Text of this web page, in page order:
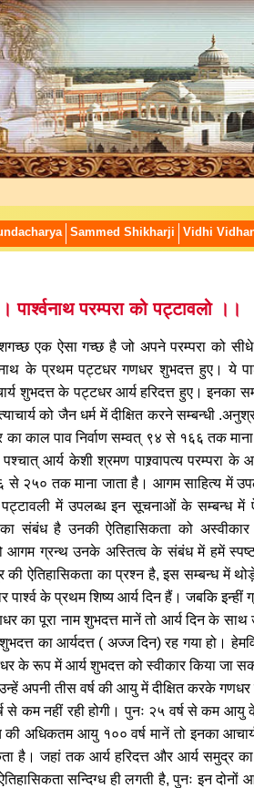
Sammed Shikharji Vidhi
पार्श्वनाथ परम्परा को पट्टावलो ।।
एक ऐसा गच्छ है जो अपने परम्परा को
के प्रथम पट्टधर गणधर शुभदत्त हुए। ये
शुभदत्त के पट्टधर आर्य हरिदत्त हुए। इनका
को जैन धर्म में दीक्षित करने सम्बन्धी
काल पाव निर्वाण सम्वत् ९४ से १६६ तक
आर्य केशी श्रमण पाश्र्वापत्य परम्परा के
से २५० तक माना जाता है। आगम साहित्य में
में उपलब्ध इन सूचनाओं के सम्बन्ध में
संबंध है उनकी ऐतिहासिकता को
आगम ग्रन्थ उनके अस्तित्व के संबंध में हमें
की ऐतिहासिकता का प्रश्न है, इस सम्बन्ध में
के प्रथम शिष्य आर्य दिन हैं। जबकि इन्हीं
का पूरा नाम शुभदत्त मानें तो आर्य दिन के
का आर्यदत्त ( अज्ज दिन) रह गया हो।
के रूप में आर्य शुभदत्त को स्वीकार किया जा
अपनी तीस वर्ष की आयु में दीक्षित करके
से कम नहीं रही होगी। पुनः २५ वर्ष से कम आयु
अधिकतम आयु १०० वर्ष मानें तो इनका
है। जहां तक आर्य हरिदत्त और आर्य समुद्र
सन्दिग्ध ही लगती है, पुनः इन दोनों